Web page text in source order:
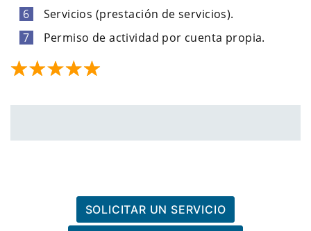
Servicios (prestación de servicios).
Permiso de actividad por cuenta propia.
SOLICITAR UN SERVICIO